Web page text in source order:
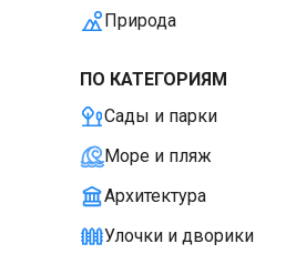
Природа
ПО КАТЕГОРИЯМ
Сады и парки
Море и пляж
Архитектура
Улочки и дворики